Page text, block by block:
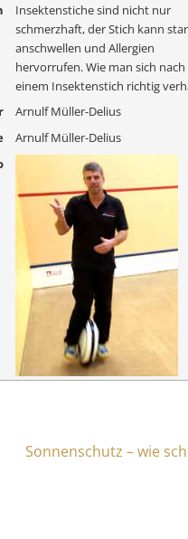
Insektenstiche sind nicht nur
schmerzhaft, der Stich kann
anschwellen und Allergien
hervorrufen. Wie man sich nach
einem Insektenstich richtig
Arnulf Müller-Delius
Arnulf Müller-Delius
N
Sonnenschutz – wie